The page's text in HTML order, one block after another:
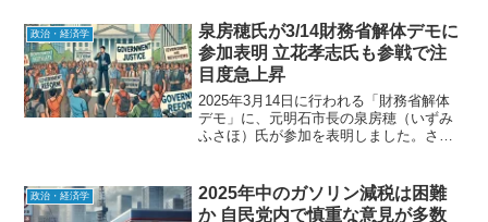
「偏向」があるとネット上で批判が殺到
しています。この...
政治・経済学
泉房穂氏が3/14財務省解体デモに
参加表明 立花孝志氏も参戦で注
目度急上昇
2025年3月14日に行われる「財務省解体
デモ」に、元明石市長の泉房穂（いずみ
ふさほ）氏が参加を表明しました。さら
し、大きな話題となっています。このデ
モは、財務省の...
政治・経済学
2025年中のガソリン減税は困難
か 自民党内で慎重な意見が多数